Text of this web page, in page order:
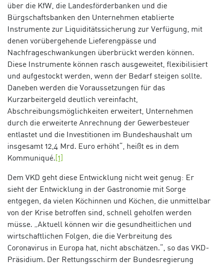
über die KfW, die Landesförderbanken und die
Bürgschaftsbanken den Unternehmen etablierte
Instrumente zur Liquiditätssicherung zur Verfügung, mit
denen vorübergehende Lieferengpässe und
Nachfrageschwankungen überbrückt werden können.
Diese Instrumente können rasch ausgeweitet, flexibilisiert
und aufgestockt werden, wenn der Bedarf steigen sollte.
Daneben werden die Voraussetzungen für das
Kurzarbeitergeld deutlich vereinfacht,
Abschreibungsmöglichkeiten erweitert, Unternehmen
durch die erweiterte Anrechnung der Gewerbesteuer
entlastet und die Investitionen im Bundeshaushalt um
insgesamt 12,4 Mrd. Euro erhöht“, heißt es in dem
Kommuniqué.[1]
Dem VKD geht diese Entwicklung nicht weit genug: Er
sieht der Entwicklung in der Gastronomie mit Sorge
entgegen, da vielen Köchinnen und Köchen, die unmittelbar
von der Krise betroffen sind, schnell geholfen werden
müsse. „Aktuell können wir die gesundheitlichen und
wirtschaftlichen Folgen, die die Verbreitung des
Coronavirus in Europa hat, nicht abschätzen.“, so das VKD-
Präsidium. Der Rettungsschirm der Bundesregierung